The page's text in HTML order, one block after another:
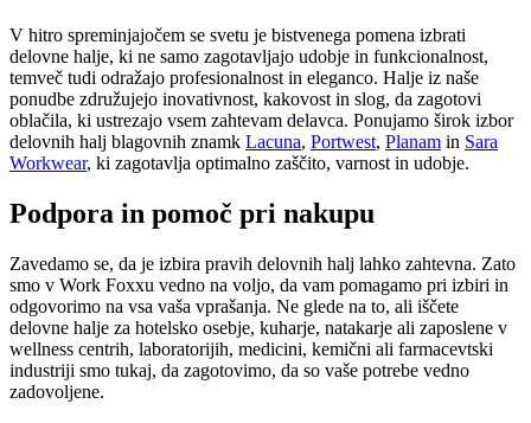
V hitro spreminjajočem se svetu je bistvenega pomena izbrati
delovne halje, ki ne samo zagotavljajo udobje in funkcionalnost,
temveč tudi odražajo profesionalnost in eleganco. Halje iz naše
ponudbe združujejo inovativnost, kakovost in slog, da zagotovi
oblačila, ki ustrezajo vsem zahtevam delavca. Ponujamo širok izbor
delovnih halj blagovnih znamk Lacuna, Portwest, Planam in Sara
Workwear, ki zagotavlja optimalno zaščito, varnost in udobje.
Podpora in pomoč pri nakupu
Zavedamo se, da je izbira pravih delovnih halj lahko zahtevna. Zato
smo v Work Foxxu vedno na voljo, da vam pomagamo pri izbiri in
odgovorimo na vsa vaša vprašanja. Ne glede na to, ali iščete
delovne halje za hotelsko osebje, kuharje, natakarje ali zaposlene v
wellness centrih, laboratorijih, medicini, kemični ali farmacevtski
industriji smo tukaj, da zagotovimo, da so vaše potrebe vedno
zadovoljene.